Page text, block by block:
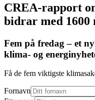
CREA-rapport
bidrar med
Fem på fredag – et
klima- og
Få de fem viktigste
Fornavn